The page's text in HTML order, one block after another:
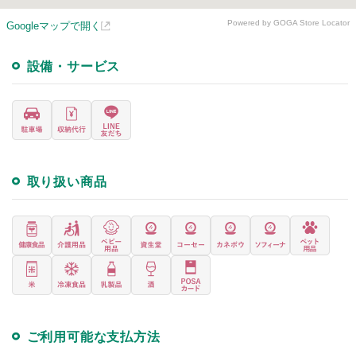
Googleマップで開く Powered by GOGA Store Locator
設備・サービス
取り扱い商品
ご利用可能な支払方法